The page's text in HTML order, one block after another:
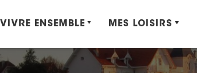
VIVRE ENSEMBLE MES LOISIRS